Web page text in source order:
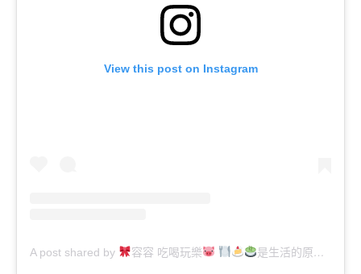
View this post on Instagram
A post shared by 容容 吃喝玩樂 是生活的原動力～ (@asdvg31)